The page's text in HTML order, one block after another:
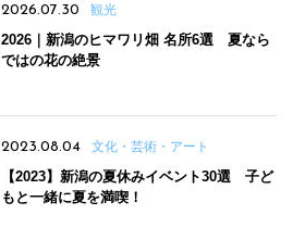
2026.07.30 観光
2026｜新潟のヒマワリ畑 名所6選 夏なら
ではの花の絶景
2023.08.04 文化・芸術・アート
【2023】新潟の夏休みイベント30選 子ど
もと一緒に夏を満喫！